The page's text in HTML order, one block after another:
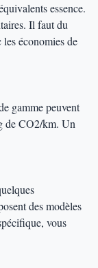
essence.
Il faut du
économies de
gamme peuvent
de CO2/km. Un
des modèles
vous